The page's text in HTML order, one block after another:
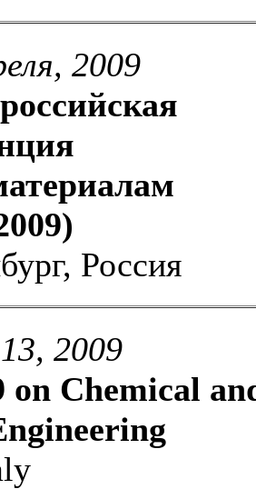
2009
Россия
2009
on Chemical